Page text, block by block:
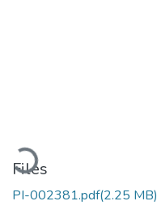
Loading...
Files
PI-002381.pdf(2.25 MB)